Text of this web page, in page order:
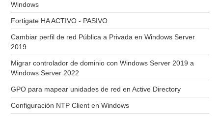
Windows
Fortigate HA ACTIVO - PASIVO
Cambiar perfil de red Pública a Privada en Windows Server
2019
Migrar controlador de dominio con Windows Server 2019 a
Windows Server 2022
GPO para mapear unidades de red en Active Directory
Configuración NTP Client en Windows